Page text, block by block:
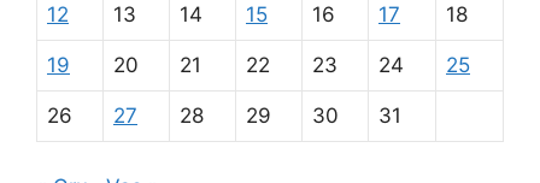
12 13 14 15 16 17 18
19 20 21 22 23 24 25
26 27 28 29 30 31